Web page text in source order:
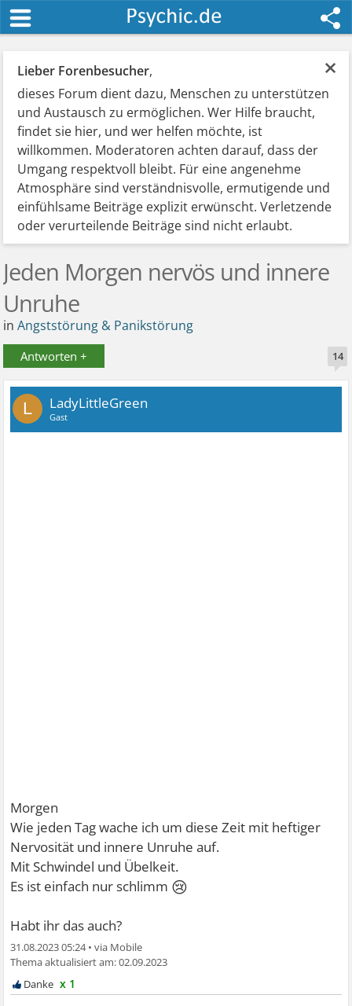
×
Lieber Forenbesucher,
dieses Forum dient dazu, Menschen zu unterstützen
und Austausch zu ermöglichen. Wer Hilfe braucht,
findet sie hier, und wer helfen möchte, ist
willkommen. Moderatoren achten darauf, dass der
Umgang respektvoll bleibt. Für eine angenehme
Atmosphäre sind verständnisvolle, ermutigende und
einfühlsame Beiträge explizit erwünscht. Verletzende
oder verurteilende Beiträge sind nicht erlaubt.
Jeden Morgen nervös und innere
Unruhe
inAngststörung & Panikstörung
Antworten + 14
L LadyLittleGreen
Gast
Morgen
Wie jeden Tag wache ich um diese Zeit mit heftiger
Nervosität und innere Unruhe auf.
Mit Schwindel und Übelkeit.
Es ist einfach nur schlimm 😢
Habt ihr das auch?
31.08.2023 05:24•
02.09.2023
x 1